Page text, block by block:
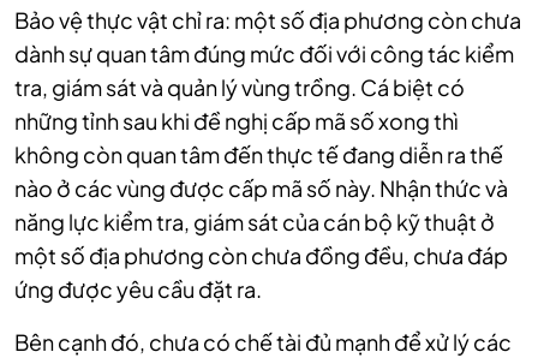
Bảo vệ thực vật chỉ ra: một số địa phương còn chưa
dành sự quan tâm đúng mức đối với công tác kiểm
tra, giám sát và quản lý vùng trồng. Cá biệt có
những tỉnh sau khi đề nghị cấp mã số xong thì
không còn quan tâm đến thực tế đang diễn ra thế
nào ở các vùng được cấp mã số này. Nhận thức và
năng lực kiểm tra, giám sát của cán bộ kỹ thuật ở
một số địa phương còn chưa đồng đều, chưa đáp
ứng được yêu cầu đặt ra.
Bên cạnh đó, chưa có chế tài đủ mạnh để xử lý các